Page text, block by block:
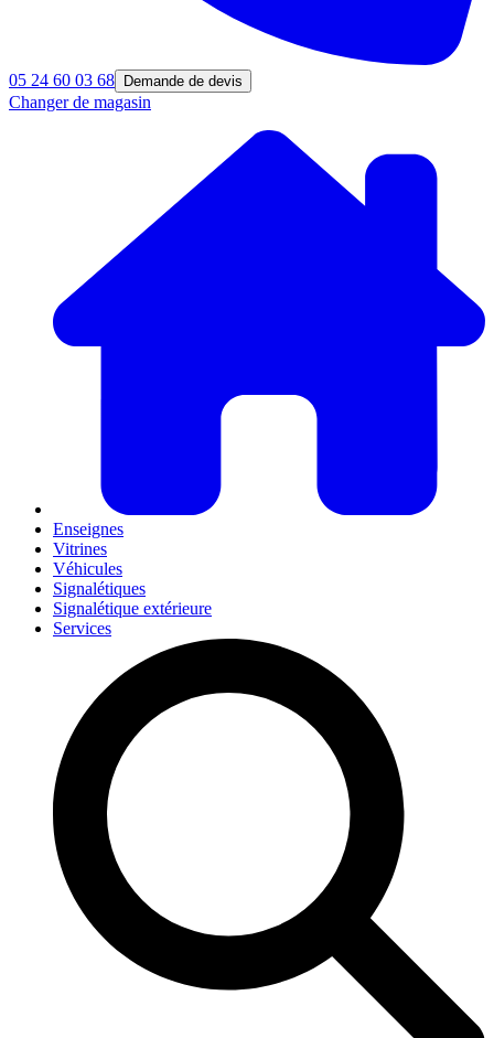
05 24 60 03 68 Demande de devis
Changer de magasin
Enseignes
Vitrines
Véhicules
Signalétiques
Signalétique extérieure
Services